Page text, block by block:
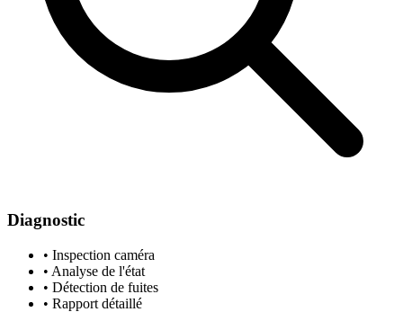
Diagnostic
• Inspection caméra
• Analyse de l'état
• Détection de fuites
• Rapport détaillé